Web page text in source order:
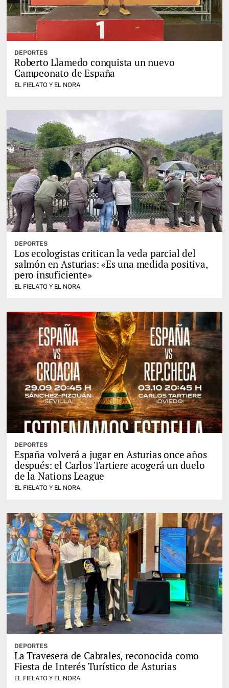
DEPORTES
Roberto Llamedo conquista un nuevo
Campeonato de España
EL FIELATO Y EL NORA
DEPORTES
Los ecologistas critican la veda parcial del
salmón en Asturias: «Es una medida positiva,
pero insuficiente»
EL FIELATO Y EL NORA
DEPORTES
España volverá a jugar en Asturias once años
después: el Carlos Tartiere acogerá un duelo
de la Nations League
EL FIELATO Y EL NORA
DEPORTES
La Travesera de Cabrales, reconocida como
Fiesta de Interés Turístico de Asturias
EL FIELATO Y EL NORA